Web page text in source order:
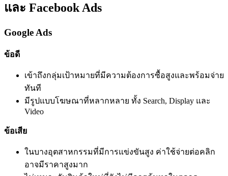
และ Facebook Ads
Google Ads
ข้อดี
เข้าถึงกลุ่มเป้าหมายที่มีความต้องการซื้อสูงและพร้อมจ่าย
ทันที
มีรูปแบบโฆษณาที่หลากหลาย ทั้ง Search, Display และ
Video
ข้อเสีย
ในบางอุตสาหกรรมที่มีการแข่งขันสูง ค่าใช้จ่ายต่อคลิก
อาจมีราคาสูงมาก